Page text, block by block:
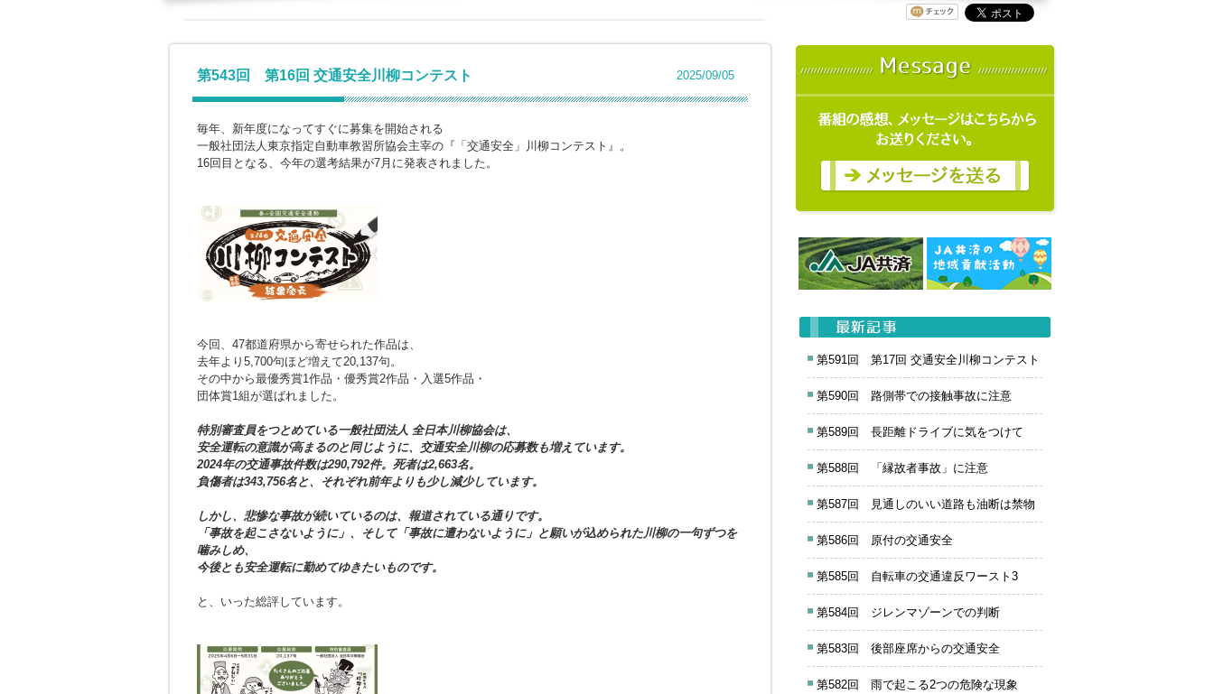
第543回 第16回 交通安全川柳コンテスト 2025/09/05
毎年、新年度になってすぐに募集を開始される
一般社団法人東京指定自動車教習所協会主宰の『「交通安全」川柳コンテスト』。
16回目となる、今年の選考結果が7月に発表されました。
今回、47都道府県から寄せられた作品は、
去年より5,700句ほど増えて20,137句。
その中から最優秀賞1作品・優秀賞2作品・入選5作品・
団体賞1組が選ばれました。
特別審査員をつとめている一般社団法人 全日本川柳協会は、
安全運転の意識が高まるのと同じように、交通安全川柳の応募数も増えています。
2024年の交通事故件数は290,792件。死者は2,663名。
負傷者は343,756名と、それぞれ前年よりも少し減少しています。
しかし、悲惨な事故が続いているのは、報道されている通りです。
「事故を起こさないように」、そして「事故に遭わないように」と願いが込められた川柳の一句ずつを
噛みしめ、
今後とも安全運転に勤めてゆきたいものです。
と、いった総評しています。
第591回 第17回 交通安全川柳コンテスト
第590回 路側帯での接触事故に注意
第589回 長距離ドライブに気をつけて
第588回 「縁故者事故」に注意
第587回 見通しのいい道路も油断は禁物
第586回 原付の交通安全
第585回 自転車の交通違反ワースト3
第584回 ジレンマゾーンでの判断
第583回 後部座席からの交通安全
第582回 雨で起こる2つの危険な現象